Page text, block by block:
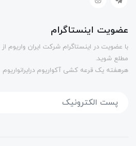
عضویت اینستاگرام
با عضویت در اینستاگرام شرکت ایران واریوم
مطلع شوید.
هرهفته یک قرعه کشی آکواریوم درایرانواریوم